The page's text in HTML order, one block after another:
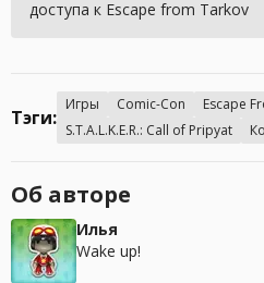
доступа к Escape from Tarkov
Тэги:
Игры Comic-Con Escape
S.T.A.L.K.E.R.: Call of Pripyat
Об авторе
Илья
Wake up!